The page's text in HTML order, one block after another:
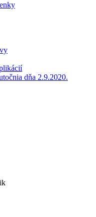
dňa 2.9.2020.